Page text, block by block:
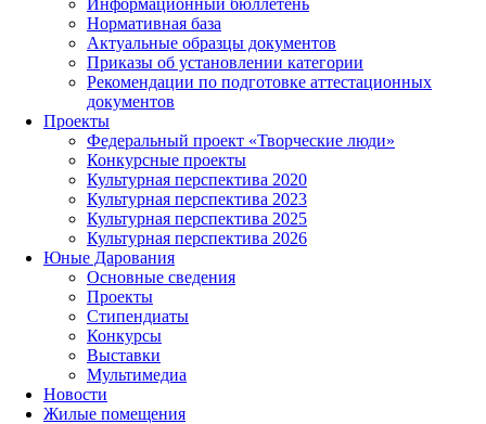
Информационный бюллетень
Нормативная база
Актуальные образцы документов
Приказы об установлении категории
Рекомендации по подготовке аттестационных
документов
Проекты
Федеральный проект «Творческие люди»
Конкурсные проекты
Культурная перспектива 2020
Культурная перспектива 2023
Культурная перспектива 2025
Культурная перспектива 2026
Юные Дарования
Основные сведения
Проекты
Стипендиаты
Конкурсы
Выставки
Мультимедиа
Новости
Жилые помещения